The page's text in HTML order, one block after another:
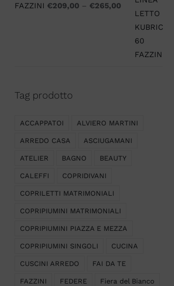
FAZZINI €209,00 – €265,00
Tag prodotto
ACCAPPATOI ALVIERO MARTINI
ARREDO CASA ASCIUGAMANI
ATELIER BAGNO BEAUTY
CALEFFI COPRIDIVANI
COPRILETTI MATRIMONIALI
COPRIPIUMINI MATRIMONIALI
COPRIPIUMINI PIAZZA E MEZZA
COPRIPIUMINI SINGOLI CUCINA
CUSCINI ARREDO FAI DA TE
FAZZINI FEDERE Fiera del Bianco